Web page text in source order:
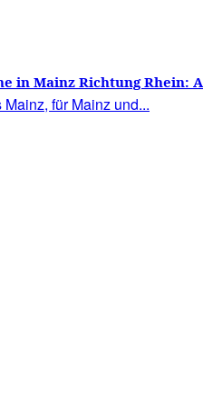
in Mainz Richtung Rhein:
– Haben die Mainzer